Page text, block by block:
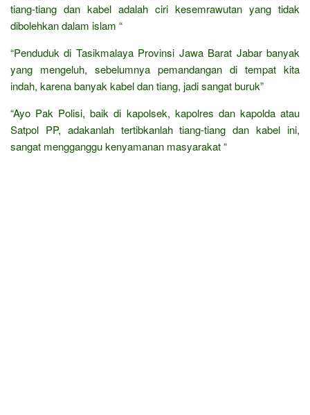
tiang-tiang dan kabel adalah ciri kesemrawutan yang tidak
dibolehkan dalam islam “
“Penduduk di Tasikmalaya Provinsi Jawa Barat Jabar banyak
yang mengeluh, sebelumnya pemandangan di tempat kita
indah, karena banyak kabel dan tiang, jadi sangat buruk”
“Ayo Pak Polisi, baik di kapolsek, kapolres dan kapolda atau
Satpol PP, adakanlah tertibkanlah tiang-tiang dan kabel ini,
sangat mengganggu kenyamanan masyarakat “